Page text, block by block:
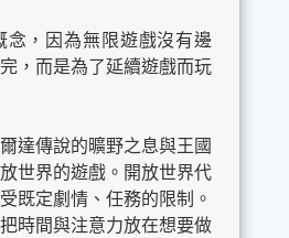
，因為無限遊戲沒有邊
，而是為了延續遊戲而玩
達傳說的曠野之息與王國
世界的遊戲。開放世界代
既定劇情、任務的限制。
時間與注意力放在想要做